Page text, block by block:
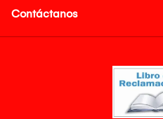
Contáctanos